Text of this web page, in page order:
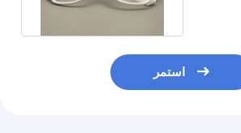
استمر